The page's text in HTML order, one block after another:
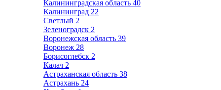
Калининградская область 40
Калининград 22
Светлый 2
Зеленоградск 2
Воронежская область 39
Воронеж 28
Борисоглебск 2
Калач 2
Астраханская область 38
Астрахань 24